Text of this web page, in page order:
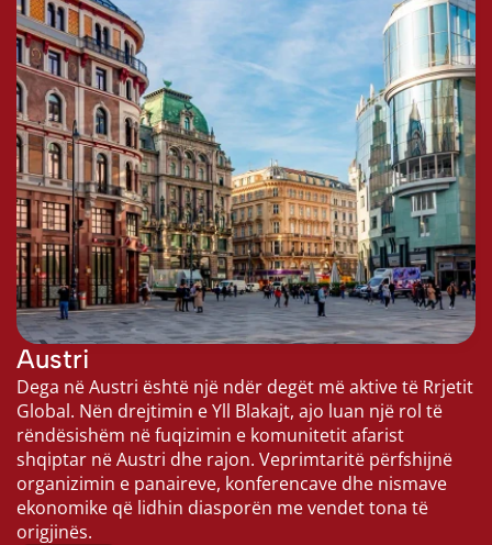
Austri
Dega në Austri është një ndër degët më aktive të Rrjetit
Global. Nën drejtimin e Yll Blakajt, ajo luan një rol të
rëndësishëm në fuqizimin e komunitetit afarist
shqiptar në Austri dhe rajon. Veprimtaritë përfshijnë
organizimin e panaireve, konferencave dhe nismave
ekonomike që lidhin diasporën me vendet tona të
origjinës.